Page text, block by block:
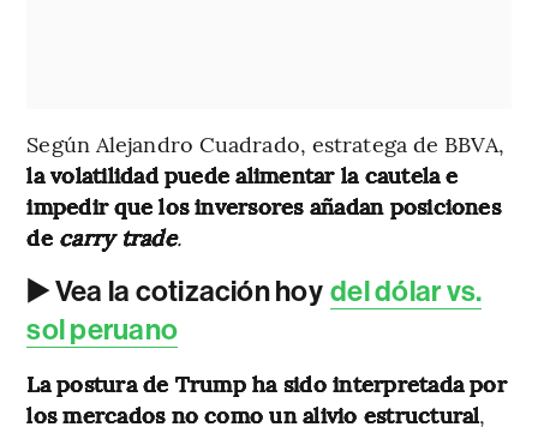
Según Alejandro Cuadrado, estratega de BBVA,
la volatilidad puede alimentar la cautela e
impedir que los inversores añadan posiciones
de carry trade.
▶️ Vea la cotización hoy del dólar vs.
sol peruano
La postura de Trump ha sido interpretada por
los mercados no como un alivio estructural,